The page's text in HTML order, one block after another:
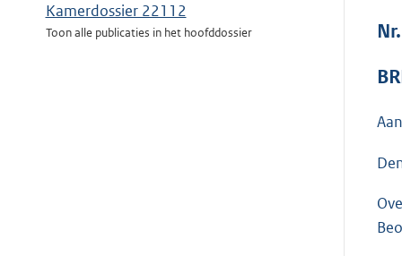
Kamerdossier 22112
Toon alle publicaties in het hoofddossier